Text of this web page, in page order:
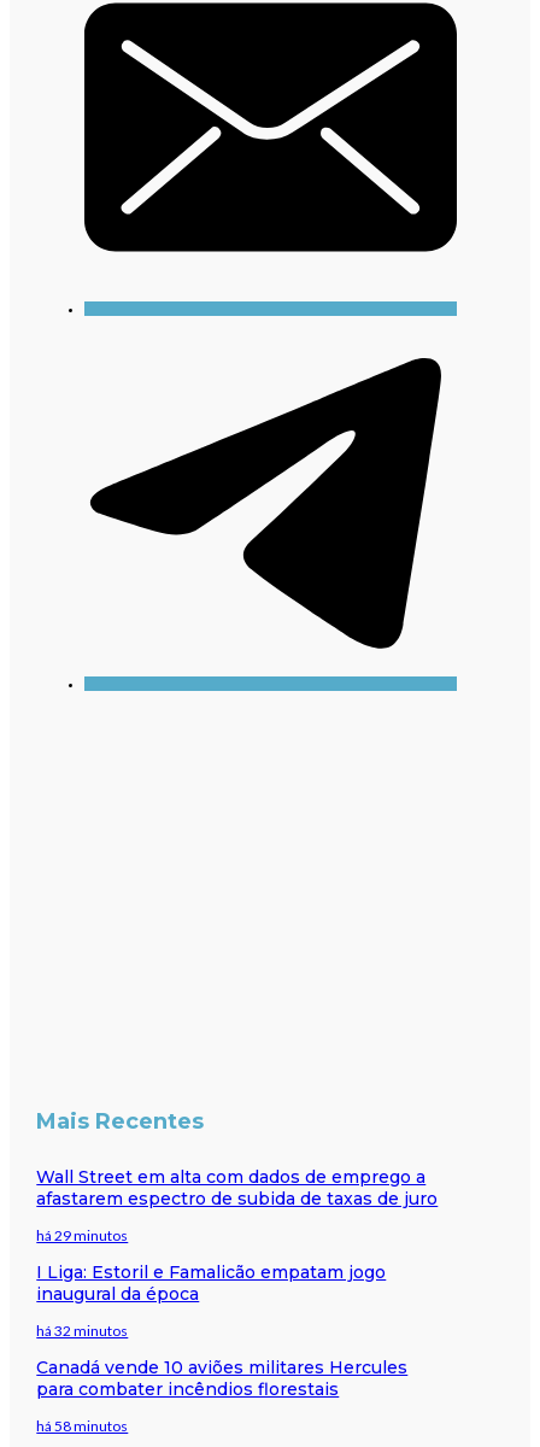
Mais Recentes
Wall Street em alta com dados de emprego a
afastarem espectro de subida de taxas de juro
há 29 minutos
I Liga: Estoril e Famalicão empatam jogo
inaugural da época
há 32 minutos
Canadá vende 10 aviões militares Hercules
para combater incêndios florestais
há 58 minutos